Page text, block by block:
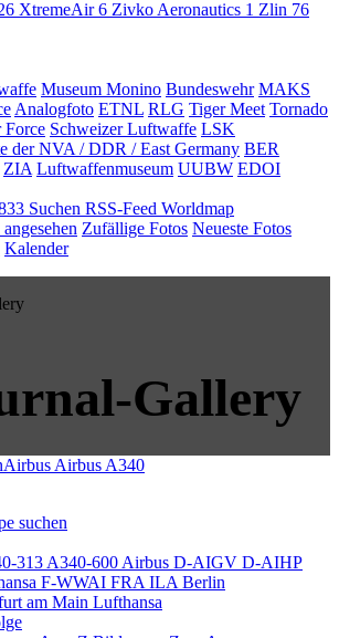
XtremeAir6 Zivko Aeronautics 1 Zlin 76
Museum Monino Bundeswehr MAKS
Analogfoto ETNL RLG Tiger Meet Tornado
Force Schweizer Luftwaffe LSK
der NVA / DDR / East Germany BER
ZIA Luftwaffenmuseum UUBW EDOI
Suchen RSS-Feed Worldmap
Zufällige Fotos Neueste Fotos
Kalender
Gallery
Airbus Airbus A340
suchen
313 A340-600 Airbus D-AIGV D-AIHP
F-WWAI FRA ILA Berlin
am Main Lufthansa